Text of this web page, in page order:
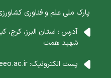
پارک ملی علم و فناوری
شهید همت
پست الکترونیک: